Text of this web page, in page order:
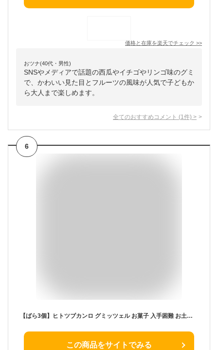
価格と在庫を楽天でチェック >>
おツナ(40代・男性)
SNSやメディアで話題の西瓜やイチゴやリンゴ味のグミ
で、かわいい見た目とフルーツの風味が人気で子どもか
ら大人まで楽しめます。
全てのおすすめコメント (1 件) >
6
【ばら3個】ヒトツブカンロ グミッツェル お菓子 入手困難 お土産 プレゼント
この商品をサイトでみる